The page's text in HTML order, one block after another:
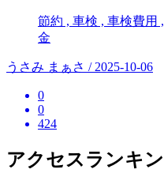
節約 , 車検 , 車検費用
金
うさみ まぁさ / 2025-10-06
0
0
424
アクセスランキ